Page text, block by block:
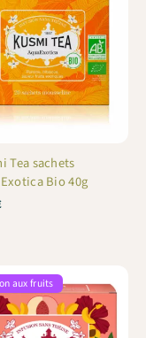
Tea sachets
Bio 40g
aux fruits